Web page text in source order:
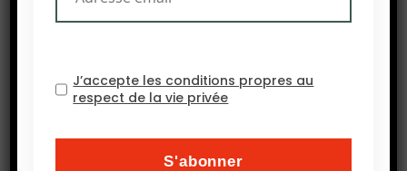
la plus consommée
au Sénégal devant
deuxième céréale
la plus consommée
J’accepte les conditions propres au
respect de la vie privée